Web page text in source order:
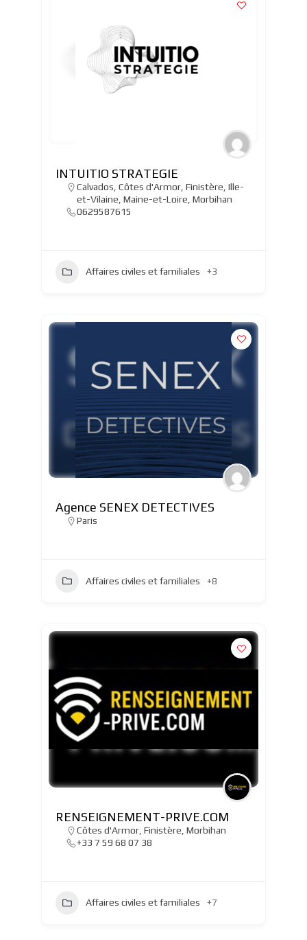
INTUITIO STRATEGIE
Calvados Côtes d'Armor, Finistère Ille-
et-Vilaine Maine-et-Loire Morbihan
0629587615
Affaires civiles et familiales +3
Agence SENEX DETECTIVES
Paris
Affaires civiles et familiales +8
RENSEIGNEMENT-PRIVE.COM
Côtes d'Armor, Finistère Morbihan
+33 7 59 68 07 38
Affaires civiles et familiales +7